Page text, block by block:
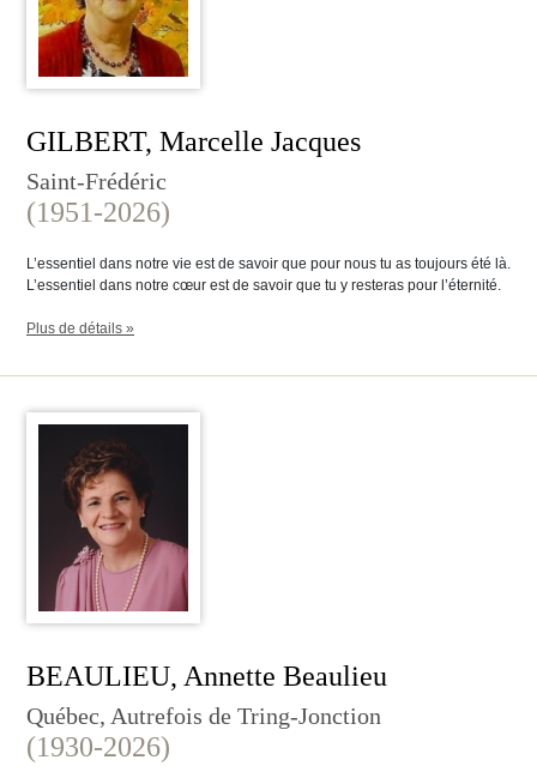
GILBERT, Marcelle Jacques
Saint-Frédéric
(1951-2026)
L’essentiel dans notre vie est de savoir que pour nous tu as toujours été là.
L’essentiel dans notre cœur est de savoir que tu y resteras pour l’éternité.
Plus de détails »
BEAULIEU, Annette Beaulieu
Québec, Autrefois de Tring-Jonction
(1930-2026)